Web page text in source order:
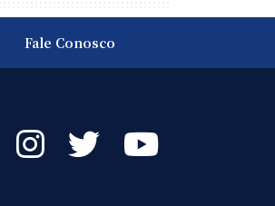
Fale Conosco